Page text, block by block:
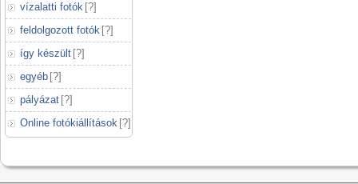
vízalatti fotók [?]
feldolgozott fotók [?]
így készült [?]
egyéb [?]
pályázat [?]
Online fotókiállítások [?]